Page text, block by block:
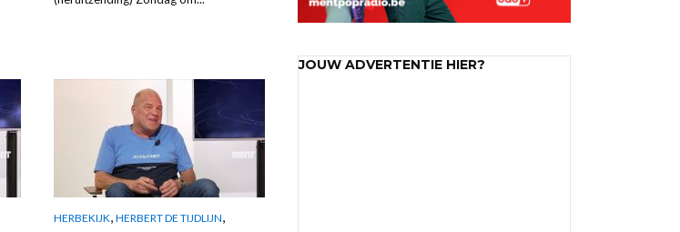
HERBEKIJK, HERBERT DE TIJDLIJN,
JOUW ADVERTENTIE HIER?